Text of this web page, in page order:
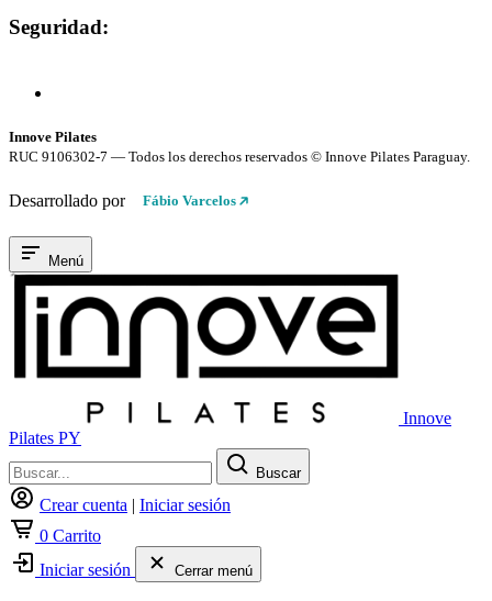
Seguridad:
Innove Pilates
RUC 9106302-7 — Todos los derechos reservados © Innove Pilates Paraguay.
Desarrollado por Fábio Varcelos
Menú
Innove
Pilates PY
Buscar
Crear cuenta | Iniciar sesión
0 Carrito
Iniciar sesión
Cerrar menú